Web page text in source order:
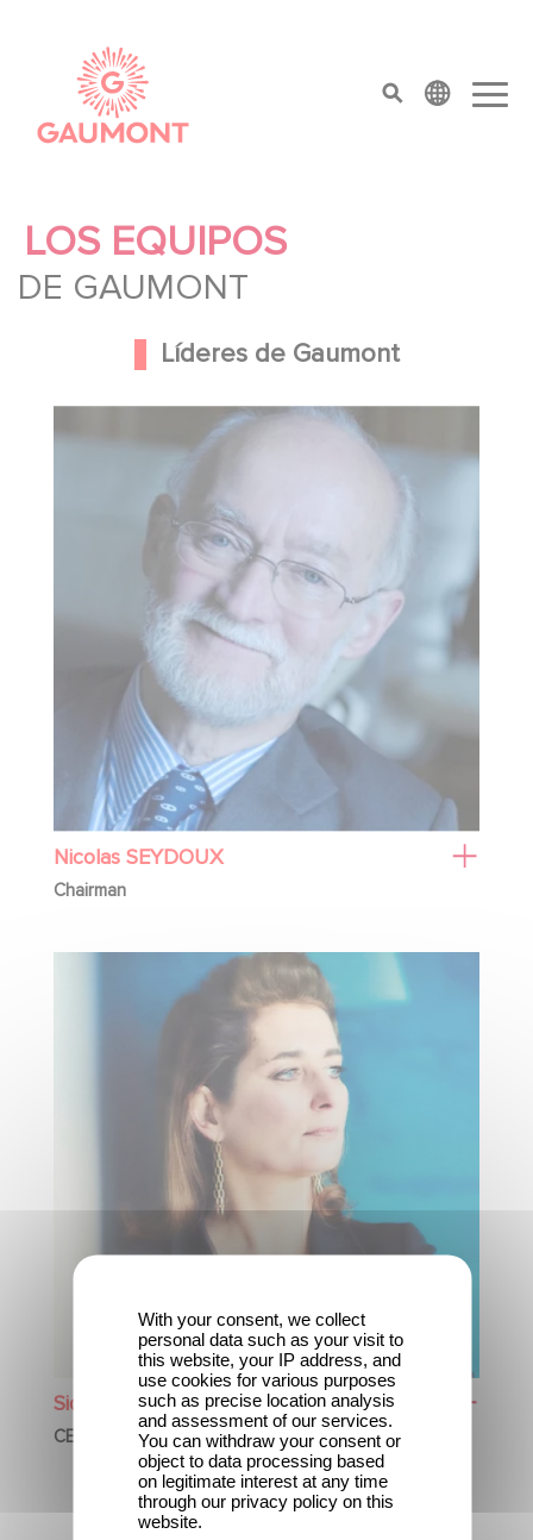
top menu
LOS EQUIPOS
DE GAUMONT
Líderes de Gaumont
Nicolas SEYDOUX
Chairman
Sidonie DUMAS
CEO
Los equipos de Gaumont
With your consent, we collect
personal data such as your visit to
this website, your IP address, and
use cookies for various purposes
such as precise location analysis
and assessment of our services.
You can withdraw your consent or
object to data processing based
on legitimate interest at any time
through our privacy policy on this
website.